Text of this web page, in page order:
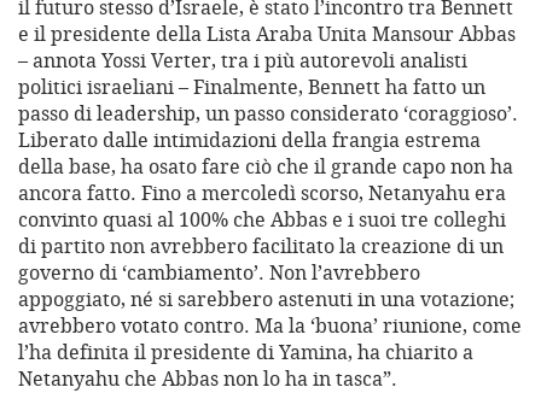
il futuro stesso d’Israele, è stato l’incontro tra Bennett
e il presidente della Lista Araba Unita Mansour Abbas
– annota Yossi Verter, tra i più autorevoli analisti
politici israeliani – Finalmente, Bennett ha fatto un
passo di leadership, un passo considerato ‘coraggioso’.
Liberato dalle intimidazioni della frangia estrema
della base, ha osato fare ciò che il grande capo non ha
ancora fatto. Fino a mercoledì scorso, Netanyahu era
convinto quasi al 100% che Abbas e i suoi tre colleghi
di partito non avrebbero facilitato la creazione di un
governo di ‘cambiamento’. Non l’avrebbero
appoggiato, né si sarebbero astenuti in una votazione;
avrebbero votato contro. Ma la ‘buona’ riunione, come
l’ha definita il presidente di Yamina, ha chiarito a
Netanyahu che Abbas non lo ha in tasca”.